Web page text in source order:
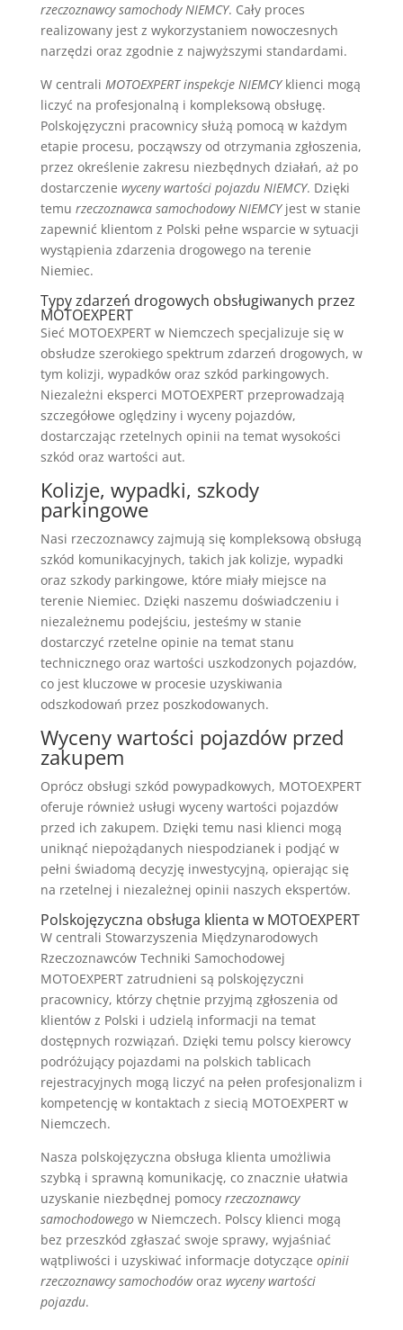
rzeczoznawcy samochody NIEMCY. Cały proces
realizowany jest z wykorzystaniem nowoczesnych
narzędzi oraz zgodnie z najwyższymi standardami.
W centrali MOTOEXPERT inspekcje NIEMCYklienci mogą
liczyć na profesjonalną i kompleksową obsługę.
Polskojęzyczni pracownicy służą pomocą w każdym
etapie procesu, począwszy od otrzymania zgłoszenia,
przez określenie zakresu niezbędnych działań, aż po
dostarczenie wyceny wartości pojazdu NIEMCY. Dzięki
temu rzeczoznawca samochodowy NIEMCYjest w stanie
zapewnić klientom z Polski pełne wsparcie w sytuacji
wystąpienia zdarzenia drogowego na terenie
Niemiec.
Typy zdarzeń drogowych obsługiwanych przez
MOTOEXPERT
Sieć MOTOEXPERT w Niemczech specjalizuje się w
obsłudze szerokiego spektrum zdarzeń drogowych, w
tym kolizji, wypadków oraz szkód parkingowych.
Niezależni eksperci MOTOEXPERT przeprowadzają
szczegółowe oględziny i wyceny pojazdów,
dostarczając rzetelnych opinii na temat wysokości
szkód oraz wartości aut.
Kolizje, wypadki, szkody
parkingowe
Nasi rzeczoznawcy zajmują się kompleksową obsługą
szkód komunikacyjnych, takich jak kolizje, wypadki
oraz szkody parkingowe, które miały miejsce na
terenie Niemiec. Dzięki naszemu doświadczeniu i
niezależnemu podejściu, jesteśmy w stanie
dostarczyć rzetelne opinie na temat stanu
technicznego oraz wartości uszkodzonych pojazdów,
co jest kluczowe w procesie uzyskiwania
odszkodowań przez poszkodowanych.
Wyceny wartości pojazdów przed
zakupem
Oprócz obsługi szkód powypadkowych, MOTOEXPERT
oferuje również usługi wyceny wartości pojazdów
przed ich zakupem. Dzięki temu nasi klienci mogą
uniknąć niepożądanych niespodzianek i podjąć w
pełni świadomą decyzję inwestycyjną, opierając się
na rzetelnej i niezależnej opinii naszych ekspertów.
Polskojęzyczna obsługa klienta w MOTOEXPERT
W centrali Stowarzyszenia Międzynarodowych
Rzeczoznawców Techniki Samochodowej
MOTOEXPERT zatrudnieni są polskojęzyczni
pracownicy, którzy chętnie przyjmą zgłoszenia od
klientów z Polski i udzielą informacji na temat
dostępnych rozwiązań. Dzięki temu polscy kierowcy
podróżujący pojazdami na polskich tablicach
rejestracyjnych mogą liczyć na pełen profesjonalizm i
kompetencję w kontaktach z siecią MOTOEXPERT w
Niemczech.
Nasza polskojęzyczna obsługa klienta umożliwia
szybką i sprawną komunikację, co znacznie ułatwia
uzyskanie niezbędnej pomocy rzeczoznawcy
samochodowegow Niemczech. Polscy klienci mogą
bez przeszkód zgłaszać swoje sprawy, wyjaśniać
wątpliwości i uzyskiwać informacje dotyczące opinii
rzeczoznawcy samochodóworaz wyceny wartości
pojazdu.